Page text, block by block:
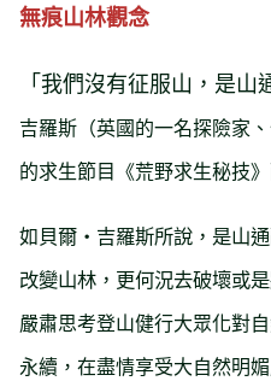
無痕山林觀念
「我們沒有征服山，是山
吉羅斯（英國的一名探險家
的求生節目《荒野求生秘技》
如貝爾‧吉羅斯所說，是山
改變山林，更何況去破壞或
嚴肅思考登山健行大眾化對
永續，在盡情享受大自然明